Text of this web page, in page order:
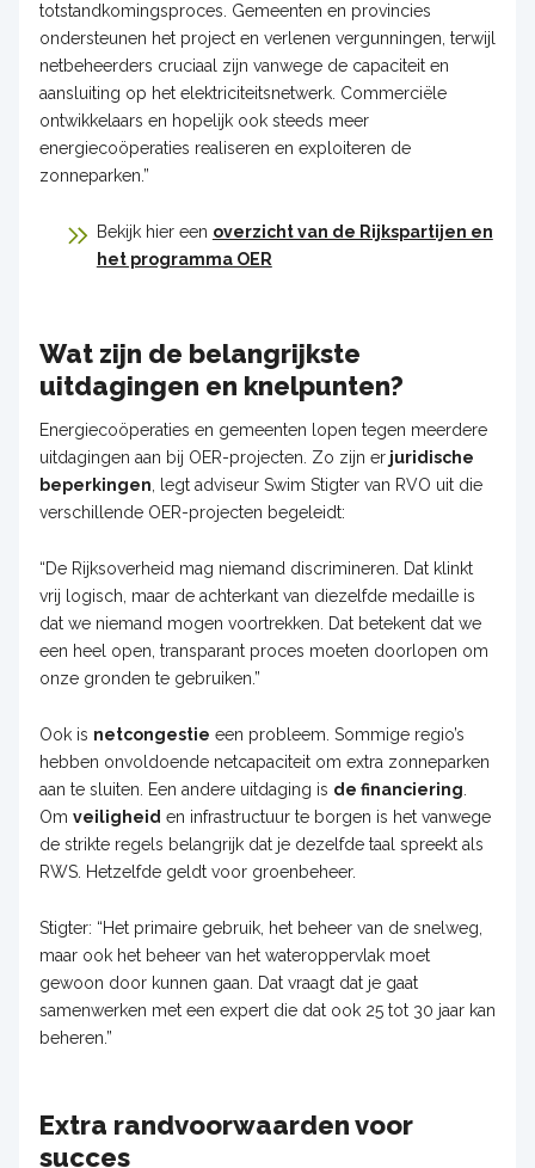
totstandkomingsproces. Gemeenten en provincies
ondersteunen het project en verlenen vergunningen, terwijl
netbeheerders cruciaal zijn vanwege de capaciteit en
aansluiting op het elektriciteitsnetwerk. Commerciële
ontwikkelaars en hopelijk ook steeds meer
energiecoöperaties realiseren en exploiteren de
zonneparken.”
Bekijk hier een overzicht van de Rijkspartijen en
het programma OER
Wat zijn de belangrijkste
uitdagingen en knelpunten?
Energiecoöperaties en gemeenten lopen tegen meerdere
uitdagingen aan bij OER-projecten. Zo zijn erjuridische
beperkingen , legt adviseur Swim Stigter van RVO uit die
verschillende OER-projecten begeleidt:
“De Rijksoverheid mag niemand discrimineren. Dat klinkt
vrij logisch, maar de achterkant van diezelfde medaille is
dat we niemand mogen voortrekken. Dat betekent dat we
een heel open, transparant proces moeten doorlopen om
onze gronden te gebruiken.”
Ook is netcongestie een probleem. Sommige regio’s
hebben onvoldoende netcapaciteit om extra zonneparken
aan te sluiten. Een andere uitdaging is de financiering
Om veiligheid en infrastructuur te borgen is het vanwege
de strikte regels belangrijk dat je dezelfde taal spreekt als
RWS. Hetzelfde geldt voor groenbeheer.
Stigter: “Het primaire gebruik, het beheer van de snelweg,
maar ook het beheer van het wateroppervlak moet
gewoon door kunnen gaan. Dat vraagt dat je gaat
samenwerken met een expert die dat ook 25 tot 30 jaar kan
beheren.”
Extra randvoorwaarden voor
succes